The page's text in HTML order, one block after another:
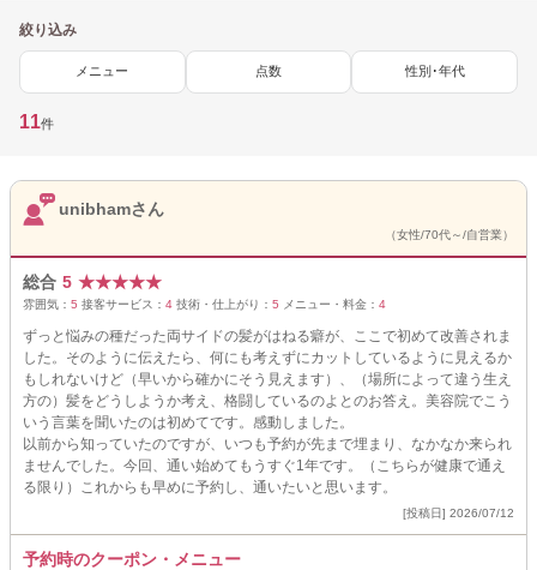
絞り込み
メニュー 点数 性別･年代
11件
unibhamさん
（女性/70代～/自営業）
総合 5 ★★★★★
雰囲気： 5 接客サービス： 4 技術・仕上がり： 5 メニュー・料金： 4
ずっと悩みの種だった両サイドの髪がはねる癖が、ここで初めて改善されま
した。そのように伝えたら、何にも考えずにカットしているように見えるか
もしれないけど（早いから確かにそう見えます）、（場所によって違う生え
方の）髪をどうしようか考え、格闘しているのよとのお答え。美容院でこう
いう言葉を聞いたのは初めてです。感動しました。
以前から知っていたのですが、いつも予約が先まで埋まり、なかなか来られ
ませんでした。今回、通い始めてもうすぐ1年です。（こちらが健康で通え
る限り）これからも早めに予約し、通いたいと思います。
[投稿日] 2026/07/12
予約時のクーポン・メニュー